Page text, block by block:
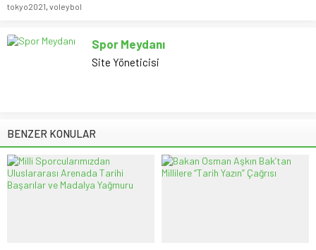
tokyo2021 voleybol
Spor Meydanı
Site Yöneticisi
BENZER KONULAR